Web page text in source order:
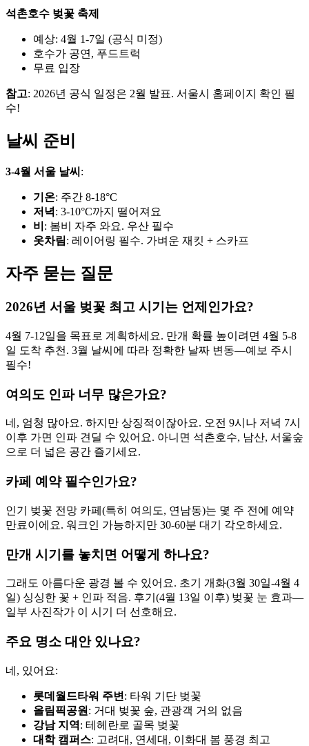
석촌호수 벚꽃 축제
예상: 4월 1-7일 (공식 미정)
호수가 공연, 푸드트럭
무료 입장
참고: 2026년 공식 일정은 2월 발표. 서울시 홈페이지 확인 필
수!
날씨 준비
3-4월 서울 날씨 :
기온: 주간 8-18°C
저녁: 3-10°C까지 떨어져요
비 : 봄비 자주 와요. 우산 필수
옷차림: 레이어링 필수. 가벼운 재킷 + 스카프
자주 묻는 질문
2026년 서울 벚꽃 최고 시기는 언제인가요?
4월 7-12일을 목표로 계획하세요. 만개 확률 높이려면 4월 5-8
일 도착 추천. 3월 날씨에 따라 정확한 날짜 변동—예보 주시
필수!
여의도 인파 너무 많은가요?
네, 엄청 많아요. 하지만 상징적이잖아요. 오전 9시나 저녁 7시
이후 가면 인파 견딜 수 있어요. 아니면 석촌호수, 남산, 서울숲
으로 더 넓은 공간 즐기세요.
카페 예약 필수인가요?
인기 벚꽃 전망 카페(특히 여의도, 연남동)는 몇 주 전에 예약
만료이에요. 워크인 가능하지만 30-60분 대기 각오하세요.
만개 시기를 놓치면 어떻게 하나요?
그래도 아름다운 광경 볼 수 있어요. 초기 개화(3월 30일-4월 4
일) 싱싱한 꽃 + 인파 적음. 후기(4월 13일 이후) 벚꽃 눈 효과—
일부 사진작가 이 시기 더 선호해요.
주요 명소 대안 있나요?
네, 있어요:
롯데월드타워 주변 : 타워 기단 벚꽃
올림픽공원 : 거대 벚꽃 숲, 관광객 거의 없음
강남 지역: 테헤란로 골목 벚꽃
대학 캠퍼스: 고려대, 연세대, 이화대 봄 풍경 최고